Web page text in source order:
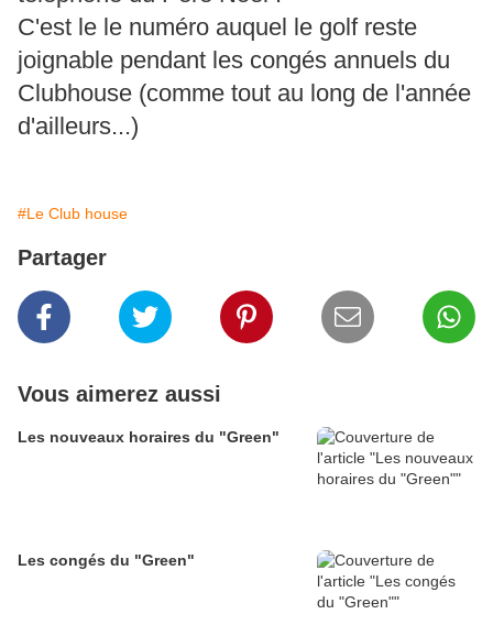
C'est le le numéro auquel le golf reste
joignable pendant les congés annuels du
Clubhouse (comme tout au long de l'année
d'ailleurs...)
#Le Club house
Partager
Vous aimerez aussi
Les nouveaux horaires du "Green"
Les congés du "Green"